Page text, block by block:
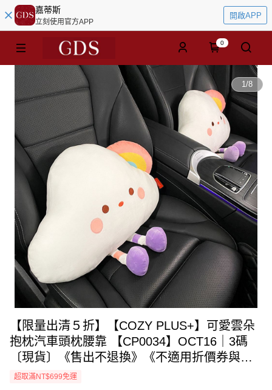
嘉蒂斯
立刻使用官方APP
開啟APP
0
1/8
【限量出清５折】【COZY PLUS+】可愛雲朵
抱枕汽車頭枕腰靠 【CP0034】OCT16｜3碼
〔現貨〕《售出不退換》《不適用折價券與會
員折扣》
超取滿NT$699免運